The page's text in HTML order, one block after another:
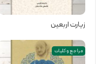
زیارت اربعین
مراجع و کلیات